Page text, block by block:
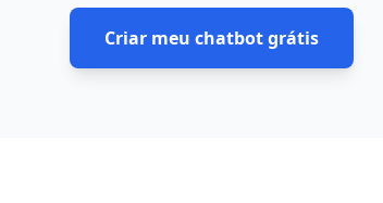
Criar meu chatbot grátis